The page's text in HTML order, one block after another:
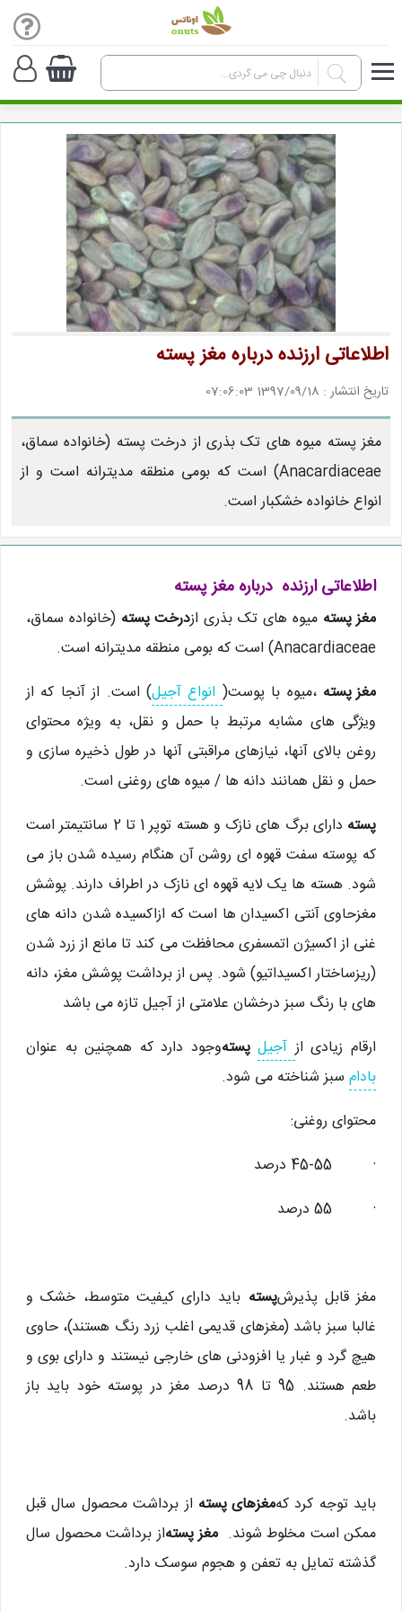
اطلاعاتی ارزنده درباره مغز پسته
تاریخ انتشار : 1397/09/18 07:06:03
مغز پسته میوه های تک بذری از درخت پسته (خانواده سماق،
Anacardiaceae) است که بومی منطقه مدیترانه است و از
انواع خانواده خشکبار است.
اطلاعاتی ارزنده درباره مغز پسته
مغز پسته میوه های تک بذری ازدرخت پسته (خانواده سماق،
Anacardiaceae) است که بومی منطقه مدیترانه است.
مغز پسته ،میوه با پوست( انواع آجیل) است. از آنجا که از
ویژگی های مشابه مرتبط با حمل و نقل، به ویژه محتوای
روغن بالای آنها، نیازهای مراقبتی آنها در طول ذخیره سازی و
حمل و نقل همانند دانه ها / میوه های روغنی است.
پسته
دارای برگ های نازک و هسته توپر 1 تا 2 سانتیمتر است
که پوسته سفت قهوه ای روشن آن هنگام رسیده شدن باز می
شود. هسته ها یک لایه قهوه ای نازک در اطراف دارند. پوشش
مغزحاوی آنتی اکسیدان ها است که ازاکسیده شدن دانه های
غنی از اکسیژن اتمسفری محافظت می کند تا مانع از زرد شدن
(ریزساختار اکسیداتیو) شود. پس از برداشت پوشش مغز، دانه
های با رنگ سبز درخشان علامتی از آجیل تازه می باشد
ارقام زیادی ازآجیل پستهوجود دارد که همچنین به عنوان
بادام سبز شناخته می شود.
محتوای روغنی:
· 45-55 درصد
· 55 درصد
مغز قابل پذیرشپسته باید دارای کیفیت متوسط، خشک و
غالبا سبز باشد (مغزهای قدیمی اغلب زرد رنگ هستند)، حاوی
هیچ گرد و غبار یا افزودنی های خارجی نیستند و دارای بوی و
طعم هستند. 95 تا 98 درصد مغز در پوسته خود باید باز
باشد.
باید توجه کرد کهمغزهای پسته از برداشت محصول سال قبل
ممکن است مخلوط شوند.مغز پستهاز برداشت محصول سال
گذشته تمایل به تعفن و هجوم سوسک دارد.